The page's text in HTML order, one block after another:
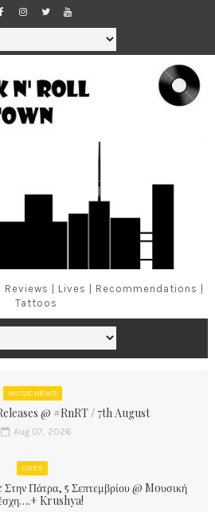
Reviews | Lives | Recommendations |
Tattoos
MUSIC NEWS
@ #RnRT / 7th August
Aug 07, 2026
LIVES
Πάτρα, 5 Σεπτεμβρίου @ Moυσική
Krushya!